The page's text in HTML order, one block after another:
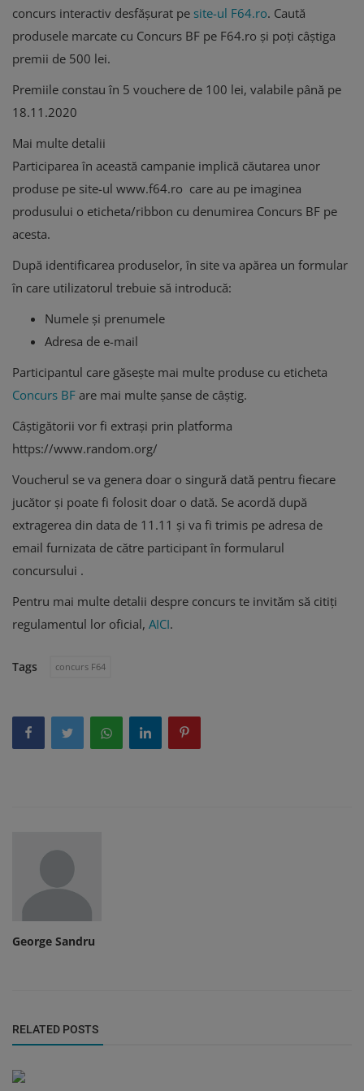
concurs interactiv desfășurat pe site-ul F64.ro. Caută
produsele marcate cu Concurs BF pe F64.ro și poți câștiga
premii de 500 lei.
Premiile constau în 5 vouchere de 100 lei, valabile până pe
18.11.2020
Mai multe detalii
Participarea în această campanie implică căutarea unor
produse pe site-ul www.f64.ro care au pe imaginea
produsului o eticheta/ribbon cu denumirea Concurs BF pe
acesta.
După identificarea produselor, în site va apărea un formular
în care utilizatorul trebuie să introducă:
Numele și prenumele
Adresa de e-mail
Participantul care găsește mai multe produse cu eticheta
Concurs BF are mai multe șanse de câștig.
Câștigătorii vor fi extrași prin platforma
https://www.random.org/
Voucherul se va genera doar o singură dată pentru fiecare
jucător și poate fi folosit doar o dată. Se acordă după
extragerea din data de 11.11 și va fi trimis pe adresa de
email furnizata de către participant în formularul
concursului .
Pentru mai multe detalii despre concurs te invităm să citiți
regulamentul lor oficial, AICI.
Tags concurs F64
George Sandru
RELATED POSTS